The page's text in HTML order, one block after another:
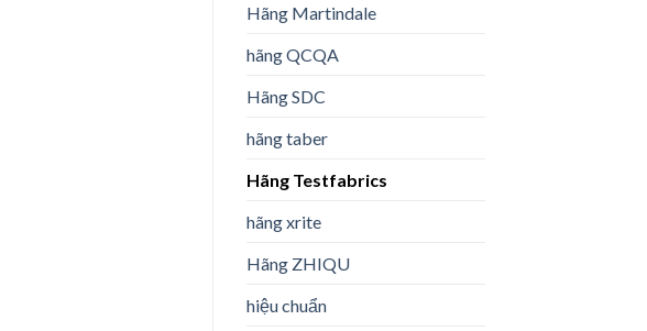
Hãng Martindale
hãng QCQA
Hãng SDC
hãng taber
Hãng Testfabrics
hãng xrite
Hãng ZHIQU
hiệu chuẩn